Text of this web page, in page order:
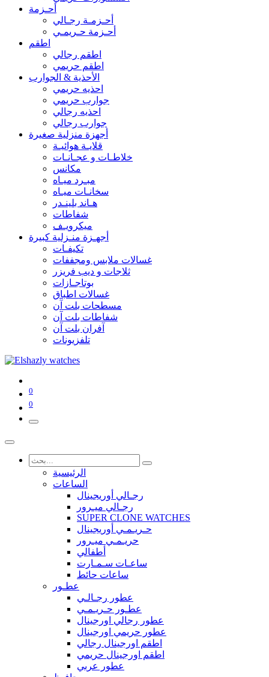
أحـزمة
أحـزمـة رجـالي
أحـزمة حـريمـي
اطقم
اطقم رجالي
اطقم حريمي
الأحذية & الجوارب
احذيه حريمي
جوارب حريمي
احذيه رجالي
جوارب رجالي
أجهزة منزلية صغيرة
قلايـة هوائيـة
خلاطـات و عجـانـات
مكانس
مبـرد ميـاه
سخانـات ميـاه
هـاند بلينـدر
شفاطات
ميكرويـف
أجهـزة منـزلية كبيرة
تكيفـات
غسالات ملابس ومجففات
ثلاجات و ديب فريزر
بوتاجـازات
غسالات اطباق
مسطحات بلت آن
شفاطات بلت آن
آفران بلت آن
تلفزيونات
0
0
الرئيسية
الساعات
رجـالي أوريجينال
رجـالي ميـرور
SUPER CLONE WATCHES
حـريـمـي أوريجينال
حريـمـي ميـرور
أطفالي
ساعـات سـمـارت
ساعات حائط
عطـور
عطور رجـالـي
عطـور حـريـمـي
عطور رجالي اورجينال
عطور حريمي اورجينال
اطقم اورجينال رجالي
اطقم اورجينال حريمي
عطور عربي